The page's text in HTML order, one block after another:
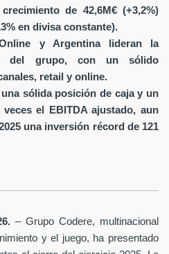
de 42,6M€ (+3,2%)
en divisa constante).
y Argentina lideran la
del grupo, con un sólido
retail y online.
sólida posición de caja y un
el EBITDA ajustado, aun
una inversión récord de 121
– Grupo Codere, multinacional
y el juego, ha presentado